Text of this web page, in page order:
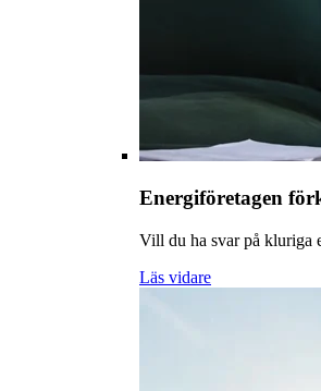
Energiföretagen
Vill du ha svar på kluriga
Läs vidare